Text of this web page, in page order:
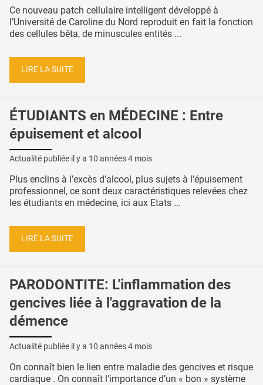
Ce nouveau patch cellulaire intelligent développé à
l’Université de Caroline du Nord reproduit en fait la fonction
des cellules bêta, de minuscules entités ...
LIRE LA SUITE
ÉTUDIANTS en MÉDECINE : Entre
épuisement et alcool
Actualité publiée il y a 10 années 4 mois
Plus enclins à l’excès d’alcool, plus sujets à l’épuisement
professionnel, ce sont deux caractéristiques relevées chez
les étudiants en médecine, ici aux Etats ...
LIRE LA SUITE
PARODONTITE: L'inflammation des
gencives liée à l'aggravation de la
démence
Actualité publiée il y a 10 années 4 mois
On connaît bien le lien entre maladie des gencives et risque
cardiaque . On connaît l’importance d’un « bon » système